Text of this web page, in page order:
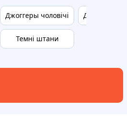
Джоггеры чоловічі
Темні штани
Джинси